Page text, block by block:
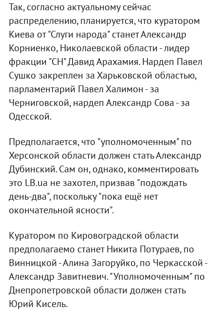
Так, согласно актуальному сейчас
распределению, планируется, что куратором
Киева от "Слуги народа" станет Александр
Корниенко, Николаевской области - лидер
фракции "СН" Давид Арахамия. Нардеп Павел
Сушко закреплен за Харьковской областью,
парламентарий Павел Халимон - за
Черниговской, нардеп Александр Сова - за
Одесской.
Предполагается, что "уполномоченным" по
Херсонской области должен стать Александр
Дубинский. Сам он, однако, комментировать
это LB.ua не захотел, призвав "подождать
день-два", поскольку "пока ещё нет
окончательной ясности".
Куратором по Кировоградской области
предполагаемо станет Никита Потураев, по
Винницкой - Алина Загоруйко, по Черкасской -
Александр Завитневич. "Уполномоченным" по
Днепропетровской области должен стать
Юрий Кисель.